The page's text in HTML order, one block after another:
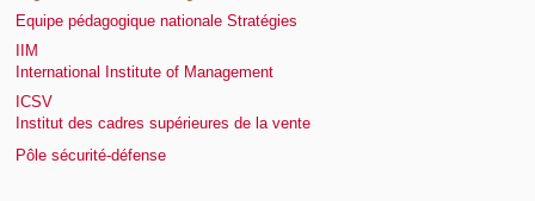
Equipe pédagogique nationale Stratégies
IIM
International Institute of Management
ICSV
Institut des cadres supérieures de la vente
Pôle sécurité-défense